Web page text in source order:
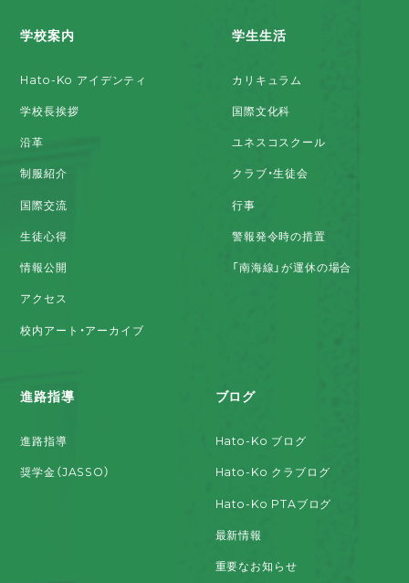
学校案内
Hato-Ko アイデンティ
学校長挨拶
沿革
制服紹介
国際交流
生徒心得
情報公開
アクセス
校内アート・アーカイブ
学生生活
カリキュラム
国際文化科
ユネスコスクール
クラブ・生徒会
行事
警報発令時の措置
「南海線」が運休の場合
進路指導
進路指導
奨学金（JASSO）
ブログ
Hato-Ko ブログ
Hato-Ko クラブログ
Hato-Ko PTAブログ
最新情報
重要なお知らせ